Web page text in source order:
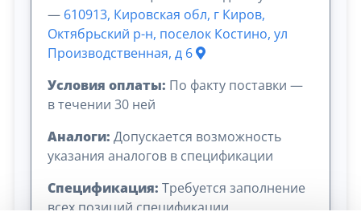
— 610913, Кировская обл, г Киров,
Октябрьский р-н, поселок Костино, ул
Производственная, д 6
Условия оплаты: По факту поставки —
в течении 30 ней
Аналоги: Допускается возможность
указания аналогов в спецификации
Спецификация: Требуется заполнение
всех позиций спецификации